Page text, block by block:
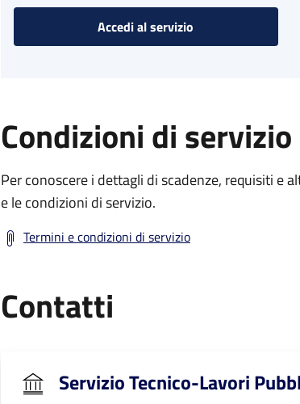
Accedi al servizio
Condizioni di servizio
Per conoscere i dettagli di scadenze, requisiti e
e le condizioni di servizio.
Termini e condizioni di servizio
Contatti
Servizio Tecnico-Lavori